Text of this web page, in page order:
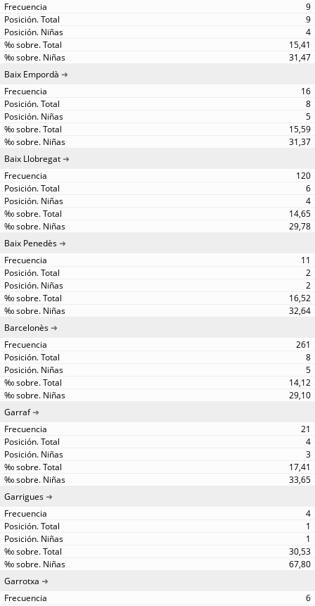
9
9
4
15,41
31,47
Baix Empordà
16
8
5
15,59
31,37
Baix Llobregat
120
6
4
14,65
29,78
Baix Penedès
11
2
2
16,52
32,64
Barcelonès
261
8
5
14,12
29,10
Garraf
21
4
3
17,41
33,65
Garrigues
4
1
1
30,53
67,80
Garrotxa
6